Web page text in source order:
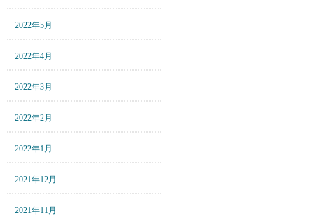
2022年5月
2022年4月
2022年3月
2022年2月
2022年1月
2021年12月
2021年11月